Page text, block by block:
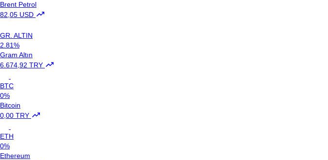
Brent Petrol
82,05 USD
GR. ALTIN
2.81%
Gram Altın
6.674,92 TRY
BTC
0%
Bitcoin
0,00 TRY
ETH
0%
Ethereum